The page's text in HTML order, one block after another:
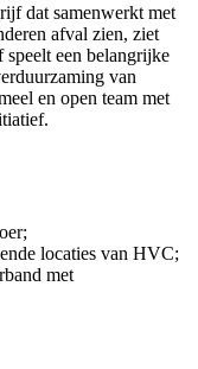
dat samenwerkt met
afval zien, ziet
een belangrijke
van
en open team met
locaties van HVC;
met